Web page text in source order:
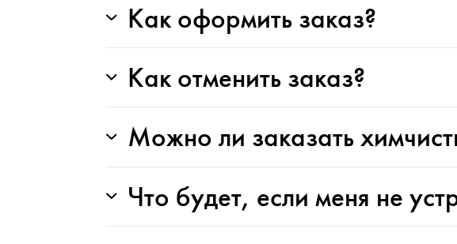
Как оформить заказ?
Как отменить заказ?
Можно ли заказать
Что будет, если меня не